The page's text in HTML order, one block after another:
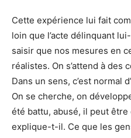
Cette expérience lui fait
loin que l’acte délinquant
saisir que nos mesures en
réalistes. On s’attend à des
Dans un sens, c’est normal
On se cherche, on
été battu, abusé, il peut
explique-t-il. Ce que les